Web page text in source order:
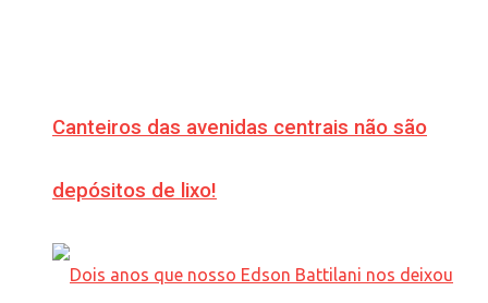
Canteiros das avenidas centrais não são
depósitos de lixo!